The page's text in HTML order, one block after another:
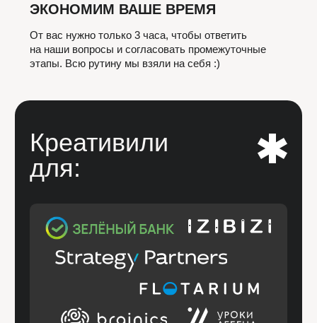
Команда
ДАНИИЛ МОЛОЧКОВ
Арт-директор, дизайнер
ЮЛИЯ